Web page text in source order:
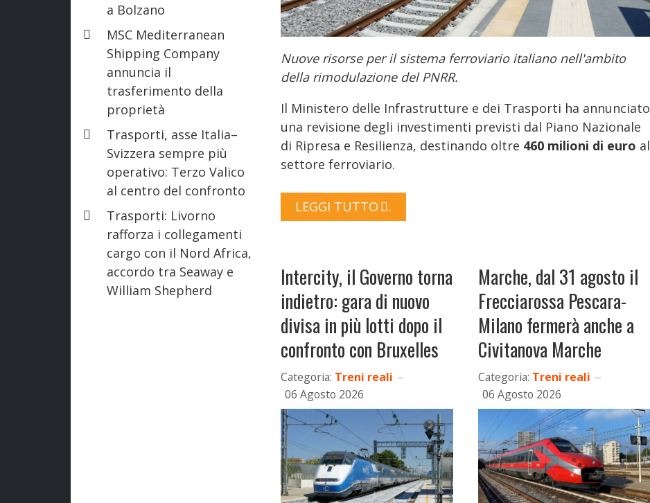
a Bolzano
MSC Mediterranean
Shipping Company
annuncia il
trasferimento della
proprietà
Trasporti, asse Italia–
Svizzera sempre più
operativo: Terzo Valico
al centro del confronto
Trasporti: Livorno
rafforza i collegamenti
cargo con il Nord Africa,
accordo tra Seaway e
William Shepherd
Nuove risorse per il sistema ferroviario italiano nell'ambito
della rimodulazione del PNRR.
Il Ministero delle Infrastrutture e dei Trasporti ha annunciato
una revisione degli investimenti previsti dal Piano Nazionale
di Ripresa e Resilienza, destinando oltre 460 milioni di euro al
settore ferroviario.
LEGGI TUTTO …
Intercity, il Governo torna
indietro: gara di nuovo
divisa in più lotti dopo il
confronto con Bruxelles
Categoria: Treni reali
06 Agosto 2026
Marche, dal 31 agosto il
Frecciarossa Pescara-
Milano fermerà anche a
Civitanova Marche
Categoria: Treni reali
06 Agosto 2026